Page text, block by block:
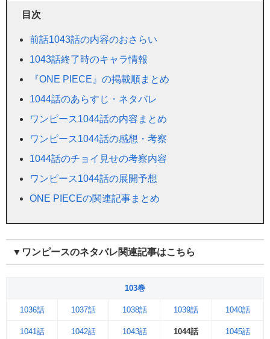
目次
前話1043話の内容のおさらい
1043話終了時のキャラ情報
『ONE PIECE』の掲載順まとめ
1044話のあらすじ・ネタバレ
ワンピース1044話の内容まとめ
ワンピース1044話の感想・考察
1044話のチョイ見せの考察内容
ワンピース1044話の展開予想
ONE PIECEの関連記事まとめ
▼ワンピースのネタバレ関連記事はこちら
103巻
1036話 1037話 1038話 1039話 1040話
1041話 1042話 1043話 1044話 1045話